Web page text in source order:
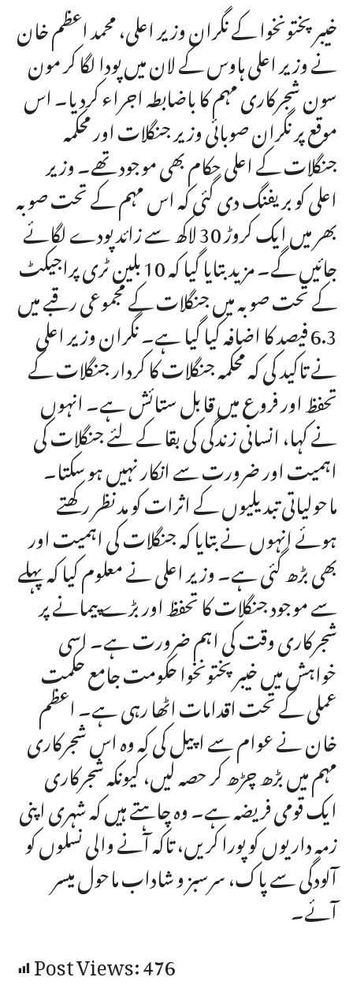
خیبر پختونخوا کے نگران وزیر اعلی، محمد اعظم خان
نے وزیر اعلی ہاوس کے لان میں پودا لگا کر مون
سون شجرکاری مہم کا باضابطہ اجراء کردیا۔ اس
موقع پر نگران صوبائی وزیر جنگلات اور محکمہ
جنگلات کے اعلی حکام بھی موجود تھے۔ وزیر
اعلی کو بریفنگ دی گئی کہ اس مہم کے تحت صوبہ
بھر میں ایک کروڑ 30 لاکھ سے زائد پودے لگائے
جائیں گے۔ مزید بتایا گیا کہ 10 بلین ٹری پراجیکٹ
کے تحت صوبہ میں جنگلات کے مجموعی رقبے میں
6.3 فیصد کا اضافہ کیا گیا ہے۔ نگران وزیر اعلی
نے تاکید کی کہ محکمہ جنگلات کا کردار جنگلات کے
تحفظ اور فروع میں قابل ستائش ہے۔ انہوں
نے کہا، انسانی زندگی کی بقا کے لئے جنگلات کی
اہمیت اور ضرورت سے انکار نہیں ہو سکتا۔
ماحولیاتی تبدیلیوں کے اثرات کو مد نظر رکھتے
ہوئے انہوں نے بتایا کہ جنگلات کی اہمیت اور
بھی بڑھ گئی ہے۔ وزیر اعلی نے معلوم کیا کہ پہلے
سے موجود جنگلات کا تحفظ اور بڑے پیمانے پر
شجرکاری وقت کی اہم ضرورت ہے۔ اسی
خواہش میں خیبر پختونخوا حکومت جامع حکمت
عملی کے تحت اقدامات اٹھا رہی ہے۔ اعظم
خان نے عوام سے اپیل کی کہ وہ اس شجرکاری
مہم میں بڑھ چڑھ کر حصہ لیں، کیونکہ شجرکاری
ایک قومی فریضہ ہے۔ وہ چاہتے ہیں کہ شہری اپنی
زمہ داریوں کو پورا کریں، تاکہ آنے والی نسلوں کو
آلودگی سے پاک، سرسبز و شاداب ماحول میسر
آئے۔
Post Views:476